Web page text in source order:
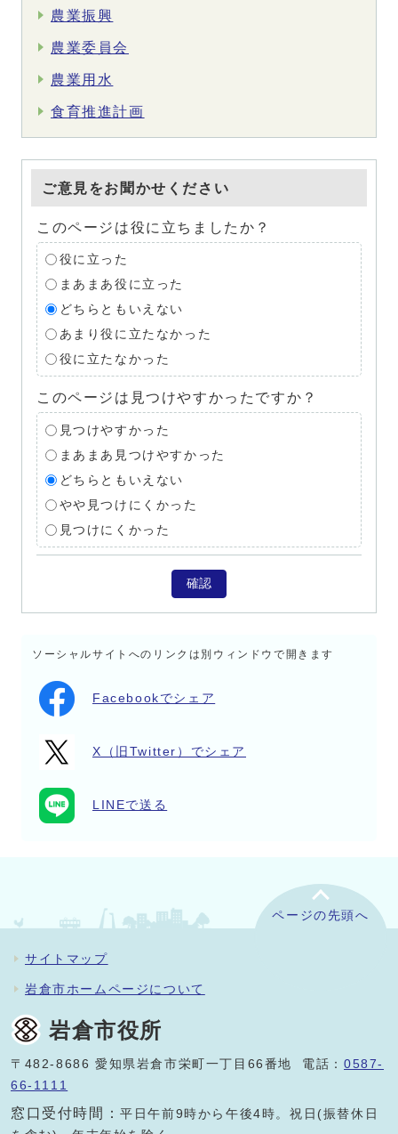
農業振興
農業委員会
農業用水
食育推進計画
ご意見をお聞かせください
このページは役に立ちましたか？
役に立った
まあまあ役に立った
どちらともいえない
あまり役に立たなかった
役に立たなかった
このページは見つけやすかったですか？
見つけやすかった
まあまあ見つけやすかった
どちらともいえない
やや見つけにくかった
見つけにくかった
確認
ソーシャルサイトへのリンクは別ウィンドウで開きます
Facebookでシェア
X（旧Twitter）でシェア
LINEで送る
ページの先頭へ
サイトマップ
岩倉市ホームページについて
岩倉市役所
〒482-8686 愛知県岩倉市栄町一丁目66番地 電話：0587-
66-1111
窓口受付時間：平日午前9時から午後4時。祝日(振替休日